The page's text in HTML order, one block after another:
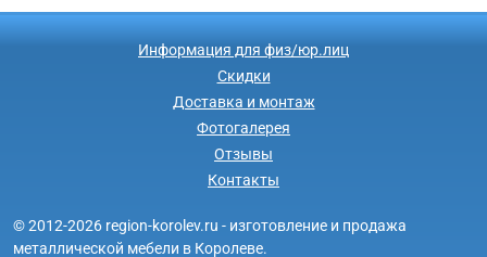
Информация для физ/юр.лиц
Скидки
Доставка и монтаж
Фотогалерея
Отзывы
Контакты
© 2012-2026 region-korolev.ru - изготовление и продажа
металлической мебели в Королеве.